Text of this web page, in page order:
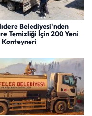
Belediyesi'nden
Temizliği İçin 200 Yeni
Konteyneri